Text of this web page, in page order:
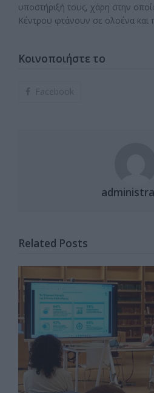
υποστήριξή τους, χάρη στην
Κέντρου φτάνουν σε ολοένα και
Κοινοποιήστε το
Facebook
Related Posts